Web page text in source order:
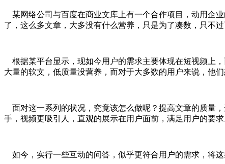
某网络公司与百度在商业文库上有一个合作项目，动用企
了，这么多文章，大多没有什么营养，只是为了凑数，只不
根据某平台显示，现如今用户的需求主要体现在短视频上
大量的软文，低质量没营养，而对于大多数的用户来说，他
面对这一系列的状况，究竟该怎么做呢？提高文章的质量
手，视频更吸引人，直观的展示在用户面前，满足用户的要求
如今，实行一些互动的问答，似乎更符合用户的需求，将